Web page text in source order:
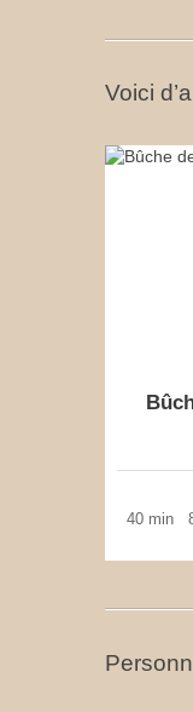
Voici
40 min